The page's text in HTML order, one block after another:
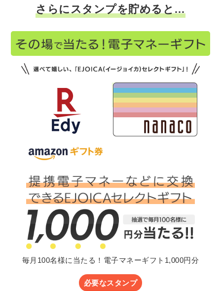
さらにスタンプを貯めると…
毎月100名様に当たる！電子マネーギフト1,000円分
必要なスタンプ